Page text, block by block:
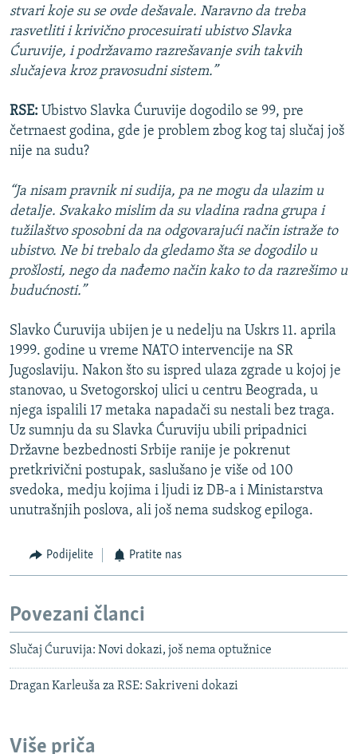
stvari koje su se ovde dešavale. Naravno da treba
rasvetliti i krivično procesuirati ubistvo Slavka
Ćuruvije, i podržavamo razrešavanje svih takvih
slučajeva kroz pravosudni sistem.”
RSE: Ubistvo Slavka Ćuruvije dogodilo se 99, pre
četrnaest godina, gde je problem zbog kog taj slučaj još
nije na sudu?
“Ja nisam pravnik ni sudija, pa ne mogu da ulazim u
detalje. Svakako mislim da su vladina radna grupa i
tužilaštvo sposobni da na odgovarajući način istraže to
ubistvo. Ne bi trebalo da gledamo šta se dogodilo u
prošlosti, nego da nađemo način kako to da razrešimo u
budućnosti.”
Slavko Ćuruvija ubijen je u nedelju na Uskrs 11. aprila
1999. godine u vreme NATO intervencije na SR
Jugoslaviju. Nakon što su ispred ulaza zgrade u kojoj je
stanovao, u Svetogorskoj ulici u centru Beograda, u
njega ispalili 17 metaka napadači su nestali bez traga.
Uz sumnju da su Slavka Ćuruviju ubili pripadnici
Državne bezbednosti Srbije ranije je pokrenut
pretkrivični postupak, saslušano je više od 100
svedoka, medju kojima i ljudi iz DB-a i Ministarstva
unutrašnjih poslova, ali još nema sudskog epiloga.
Podijelite Pratite nas
Povezani članci
Slučaj Ćuruvija: Novi dokazi, još nema optužnice
Dragan Karleuša za RSE: Sakriveni dokazi
Više priča